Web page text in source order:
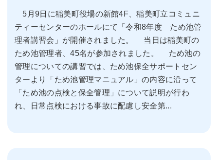
5月9日に稲美町役場の新館4F、稲美町立コミュニ
ティーセンターのホールにて「令和8年度 ため池管
理者講習会」が開催されました。 当日は稲美町の
ため池管理者、45名が参加されました。 ため池の
管理についての講習では、ため池保全サポートセン
ターより「ため池管理マニュアル」の内容に沿って
「ため池の点検と保全管理」について説明が行わ
れ、日常点検における事故に配慮し安全第...